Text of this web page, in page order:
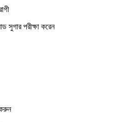
সুগার পরীক্ষা করেন